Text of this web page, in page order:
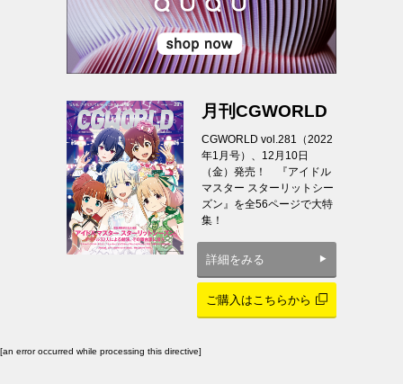
月刊CGWORLD
CGWORLD vol.281（2022
年1月号）、12月10日
（金）発売！ 『アイドル
マスター スターリットシー
ズン』を全56ページで大特
集！
詳細をみる
ご購入はこちらから
[an error occurred while processing this directive]